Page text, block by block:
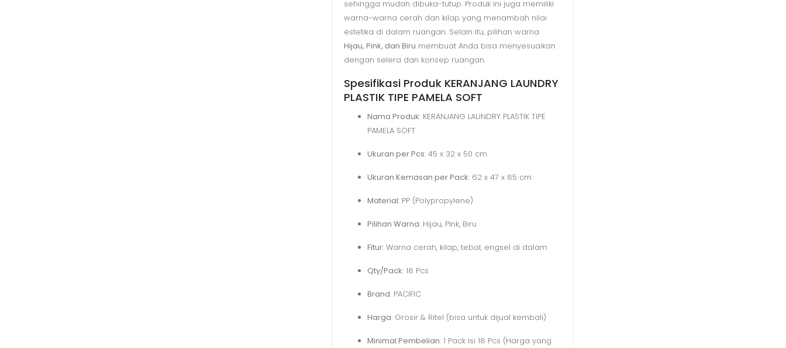
sehingga mudah dibuka-tutup. Produk ini juga memiliki
warna-warna cerah dan kilap yang menambah nilai
estetika di dalam ruangan. Selain itu, pilihan warna
Hijau, Pink, dan Biru membuat Anda bisa menyesuaikan
dengan selera dan konsep ruangan.
Spesifikasi Produk KERANJANG LAUNDRY
PLASTIK TIPE PAMELA SOFT
Nama Produk: KERANJANG LAUNDRY PLASTIK TIPE
PAMELA SOFT
Ukuran per Pcs: 45 x 32 x 50 cm
Ukuran Kemasan per Pack: 62 x 47 x 85 cm
Material: PP (Polypropylene)
Pilihan Warna: Hijau, Pink, Biru
Fitur: Warna cerah, kilap, tebal, engsel di dalam
Qty/Pack: 18 Pcs
Brand: PACIFIC
Harga: Grosir & Ritel (bisa untuk dijual kembali)
Minimal Pembelian: 1 Pack isi 18 Pcs (Harga yang